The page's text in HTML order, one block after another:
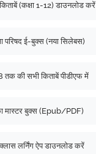
(कक्षा 1-12) डाउनलोड करें
परिषद ई-बुक्स (नया सिलेबस)
तक की सभी किताबें पीडीएफ में
मास्टर बुक्स (Epub/PDF)
लर्निंग ऐप डाउनलोड करें